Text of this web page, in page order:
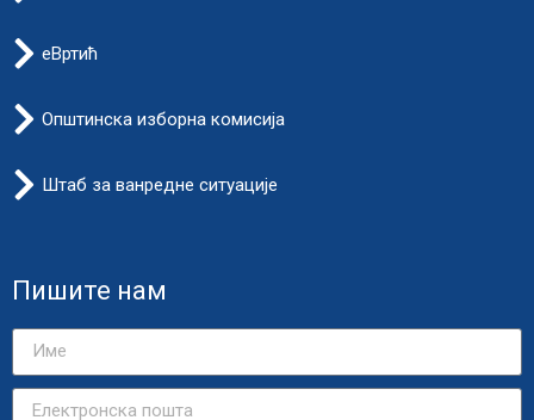
еВртић
Општинска изборна комисија
Штаб за ванредне ситуације
Пишите нам